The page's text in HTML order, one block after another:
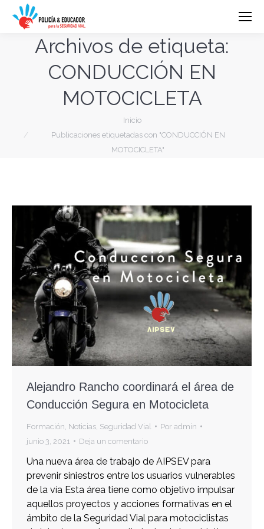
Archivos de etiqueta:
CONDUCCIÓN EN
MOTOCICLETA
Inicio
Publicaciones etiquetadas con "CONDUCCIÓN EN
MOTOCICLETA"
Alejandro Rancho coordinará el área de
Conducción Segura en Motocicleta
Formación Noticias Seguridad Vial Por admin
junio 3, 2021
Deja un comentario
Una nueva área de trabajo de AIPSEV para
prevenir siniestros entre los usuarios vulnerables
de la vía Esta área tiene como objetivo impulsar
aquellos proyectos y acciones formativas en el
ámbito de la Seguridad Vial para motociclistas